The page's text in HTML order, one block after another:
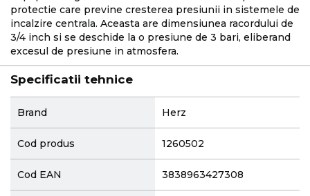
protectie care previne cresterea presiunii in sistemele de
incalzire centrala. Aceasta are dimensiunea racordului de
3/4 inch si se deschide la o presiune de 3 bari, eliberand
excesul de presiune in atmosfera.
Specificatii tehnice
Brand Herz
Cod produs 1260502
Cod EAN 3838963427308